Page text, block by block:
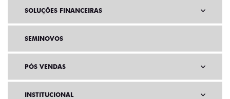
SOLUÇÕES FINANCEIRAS
SEMINOVOS
PÓS VENDAS
INSTITUCIONAL